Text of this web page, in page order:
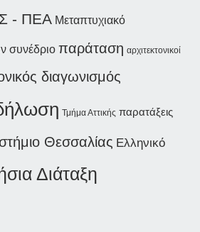
- ΠΕΑ Μεταπτυχιακό
συνέδριο παράταση αρχιτεκτονικοί
διαγωνισμός
Τμήμα Αττικής παρατάξεις
Θεσσαλίας Ελληνικό
Διάταξη